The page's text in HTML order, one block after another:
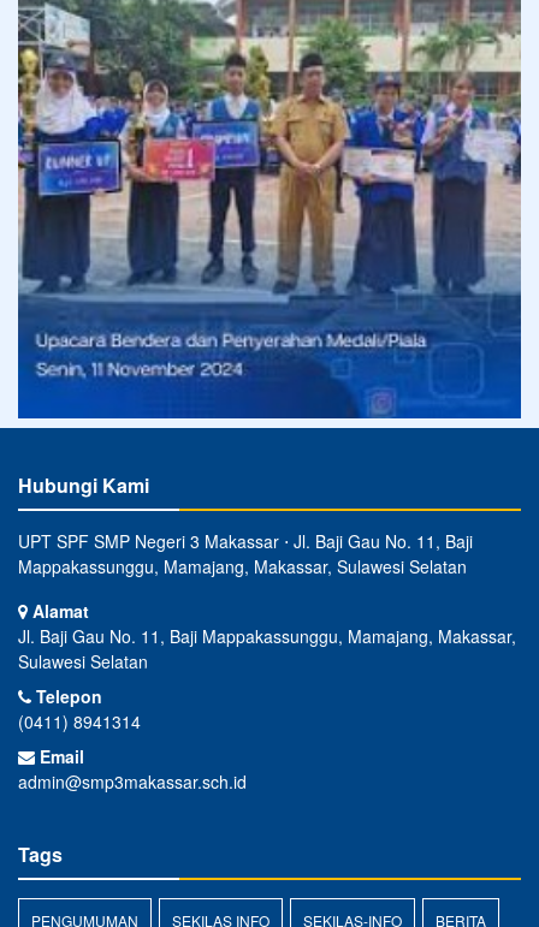
Hubungi Kami
UPT SPF SMP Negeri 3 Makassar ⋅ Jl. Baji Gau No. 11, Baji
Mappakassunggu, Mamajang, Makassar, Sulawesi Selatan
Alamat
Jl. Baji Gau No. 11, Baji Mappakassunggu, Mamajang, Makassar,
Sulawesi Selatan
Telepon
(0411) 8941314
Email
admin@smp3makassar.sch.id
Tags
PENGUMUMAN SEKILAS INFO SEKILAS-INFO BERITA